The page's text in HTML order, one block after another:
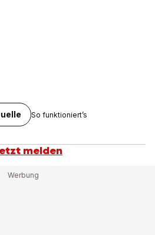
So funktioniert’s
melden